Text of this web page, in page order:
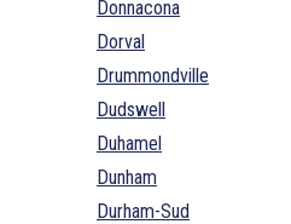
Donnacona
Dorval
Drummondville
Dudswell
Duhamel
Dunham
Durham-Sud